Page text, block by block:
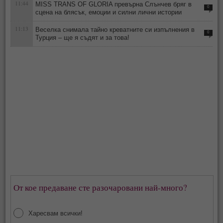
11:44
MISS TRANS OF GLORIA превърна Слънчев бряг в
сцена на блясък, емоции и силни лични истории
0
11:13
Веселка снимала тайно креватните си изпълнения в
Турция – ще я съдят и за това!
0
От кое предаване сте разочаровани най-много?
Харесвам всички!